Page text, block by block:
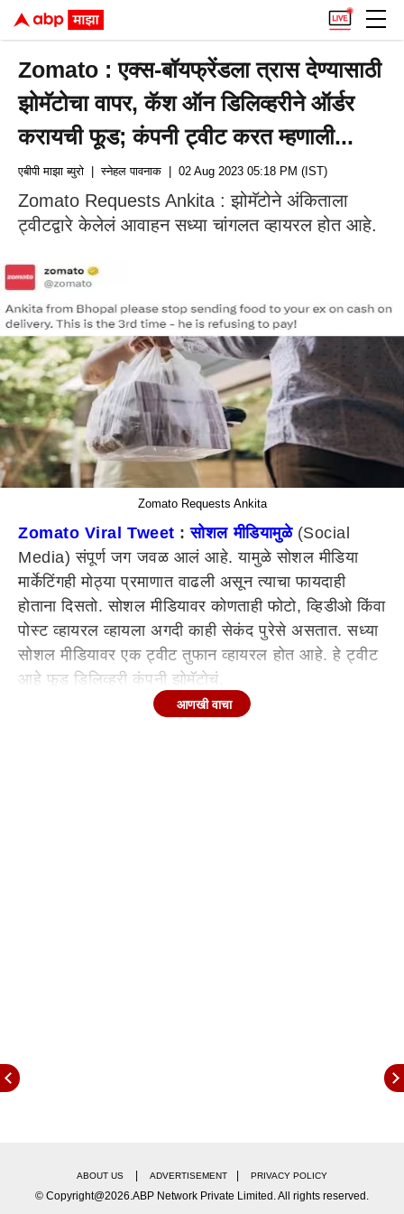
Zomato : एक्स-बॉयफ्रेंडला त्रास देण्यासाठी
झोमॅटोचा वापर, कॅश ऑन डिलिव्हरीने ऑर्डर
करायची फूड; कंपनी ट्वीट करत म्हणाली...
एबीपी माझा ब्युरो | स्नेहल पावनाक | 02 Aug 2023 05:18 PM (IST)
Zomato Requests Ankita : झोमॅटोने अंकिताला
ट्वीटद्वारे केलेलं आवाहन सध्या चांगलत व्हायरल होत आहे.
Zomato Requests Ankita
Zomato Viral Tweet :सोशल मीडियामुळे(Social
Media) संपूर्ण जग जवळ आलं आहे. यामुळे सोशल मीडिया
मार्केटिंगही मोठ्या प्रमाणात वाढली असून त्याचा फायदाही
होताना दिसतो. सोशल मीडियावर कोणताही फोटो, व्हिडीओ किंवा
पोस्ट व्हायरल व्हायला अगदी काही सेकंद पुरेसे असतात. सध्या
सोशल मीडियावर एक ट्वीट तुफान व्हायरल होत आहे. हे ट्वीट
आहे फूड डिलिव्हरी कंपनी झोमॅटोचं.
एक्स-बॉयफ्रेंडला त्रास देण्यासाठी झोमॅटोचा वापर
आणखी वाचा
ABOUT US ADVERTISEMENT PRIVACY POLICY
© Copyright@2026.ABP Network Private Limited. All rights reserved.